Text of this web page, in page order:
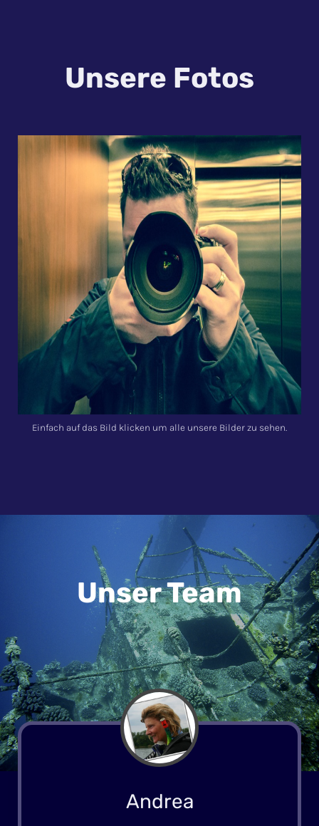
Unsere Fotos
Einfach auf das Bild klicken um alle unsere Bilder zu sehen.
Unser Team
Andrea